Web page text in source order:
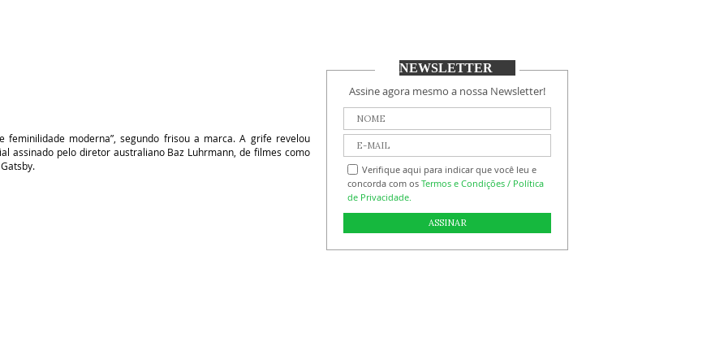
feminilidade moderna”, segundo frisou a marca. A grife revelou
assinado pelo diretor australiano Baz Luhrmann, de filmes como
NEWSLETTER
Assine agora mesmo a nossa Newsletter!
Verifique aqui para indicar que você leu e
concorda com osTermos e Condições / Política
de Privacidade.